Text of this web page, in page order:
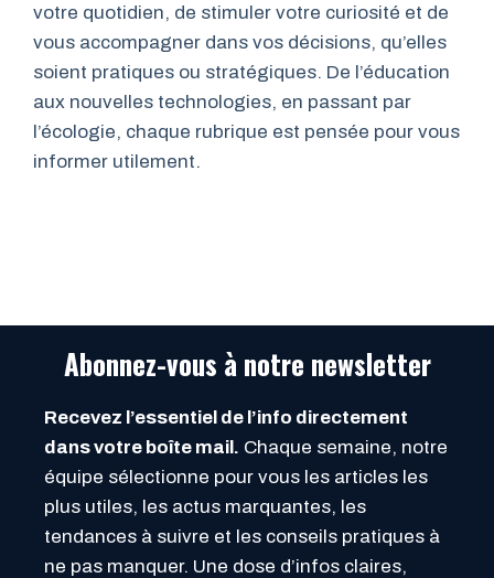
votre quotidien, de stimuler votre curiosité et de
vous accompagner dans vos décisions, qu’elles
soient pratiques ou stratégiques. De l’éducation
aux nouvelles technologies, en passant par
l’écologie, chaque rubrique est pensée pour vous
informer utilement.
Abonnez-vous à notre newsletter
Recevez l’essentiel de l’info directement
dans votre boîte mail. Chaque semaine, notre
équipe sélectionne pour vous les articles les
plus utiles, les actus marquantes, les
tendances à suivre et les conseils pratiques à
ne pas manquer. Une dose d’infos claires,